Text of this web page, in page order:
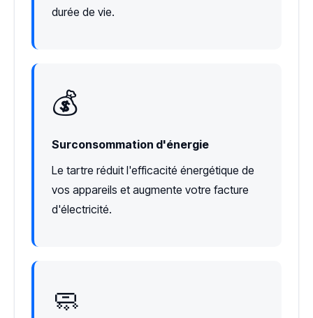
durée de vie.
💰
Surconsommation d'énergie
Le tartre réduit l'efficacité énergétique de
vos appareils et augmente votre facture
d'électricité.
🧼